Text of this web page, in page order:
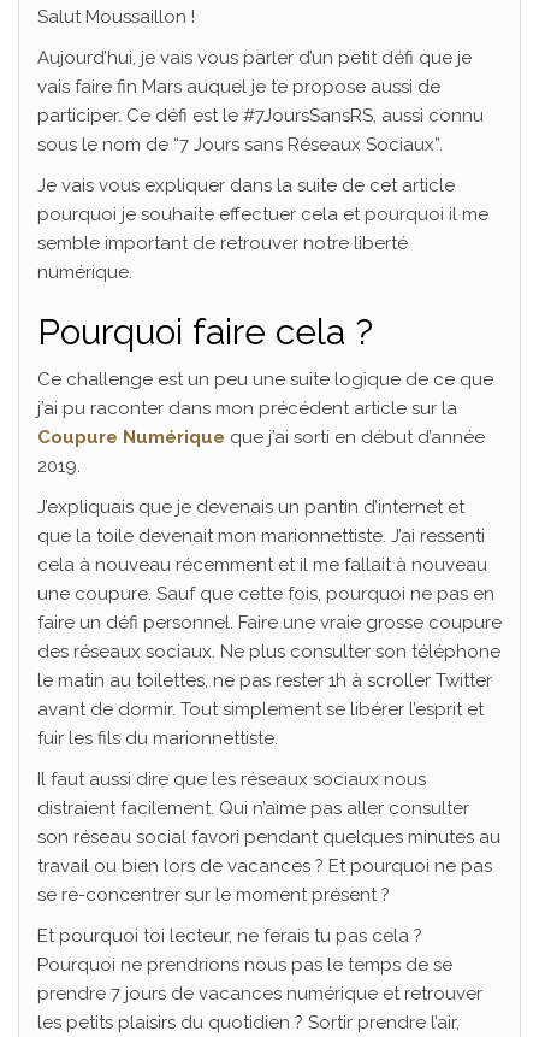
Salut Moussaillon !
Aujourd’hui, je vais vous parler d’un petit défi que je
vais faire fin Mars auquel je te propose aussi de
participer. Ce défi est le #7JoursSansRS, aussi connu
sous le nom de “7 Jours sans Réseaux Sociaux”.
Je vais vous expliquer dans la suite de cet article
pourquoi je souhaite effectuer cela et pourquoi il me
semble important de retrouver notre liberté
numérique.
Pourquoi faire cela ?
Ce challenge est un peu une suite logique de ce que
j’ai pu raconter dans mon précédent article sur la
Coupure Numérique que j’ai sorti en début d’année
2019.
J’expliquais que je devenais un pantin d’internet et
que la toile devenait mon marionnettiste. J’ai ressenti
cela à nouveau récemment et il me fallait à nouveau
une coupure. Sauf que cette fois, pourquoi ne pas en
faire un défi personnel. Faire une vraie grosse coupure
des réseaux sociaux. Ne plus consulter son téléphone
le matin au toilettes, ne pas rester 1h à scroller Twitter
avant de dormir. Tout simplement se libérer l’esprit et
fuir les fils du marionnettiste.
Il faut aussi dire que les réseaux sociaux nous
distraient facilement. Qui n’aime pas aller consulter
son réseau social favori pendant quelques minutes au
travail ou bien lors de vacances ? Et pourquoi ne pas
se re-concentrer sur le moment présent ?
Et pourquoi toi lecteur, ne ferais tu pas cela ?
Pourquoi ne prendrions nous pas le temps de se
prendre 7 jours de vacances numérique et retrouver
les petits plaisirs du quotidien ? Sortir prendre l’air,